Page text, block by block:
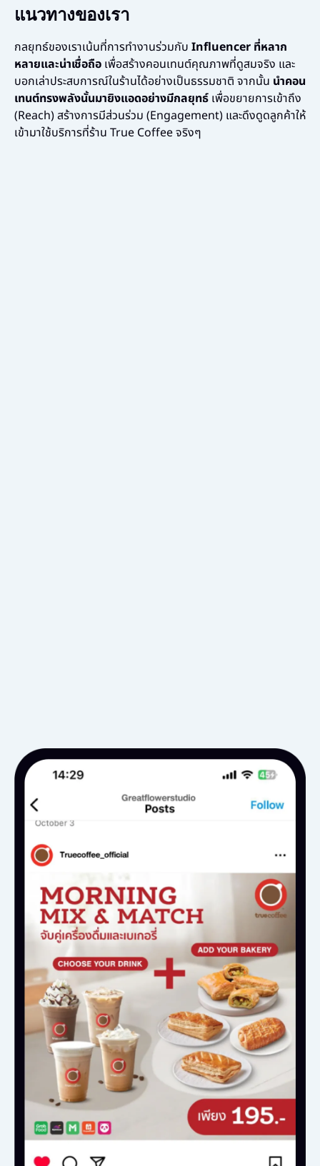
แนวทางของเรา
กลยุทธ์ของเราเน้นที่การทำงานร่วมกับ Influencer ที่หลาก
หลายและน่าเชื่อถือ เพื่อสร้างคอนเทนต์คุณภาพที่ดูสมจริง และ
บอกเล่าประสบการณ์ในร้านได้อย่างเป็นธรรมชาติ จากนั้น นำคอน
เทนต์ทรงพลังนั้นมายิงแอดอย่างมีกลยุทธ์ เพื่อขยายการเข้าถึง
(Reach) สร้างการมีส่วนร่วม (Engagement) และดึงดูดลูกค้าให้
เข้ามาใช้บริการที่ร้าน True Coffee จริงๆ